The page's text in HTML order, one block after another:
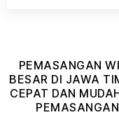
PEMASANGAN
BESAR DI JAWA
CEPAT DAN